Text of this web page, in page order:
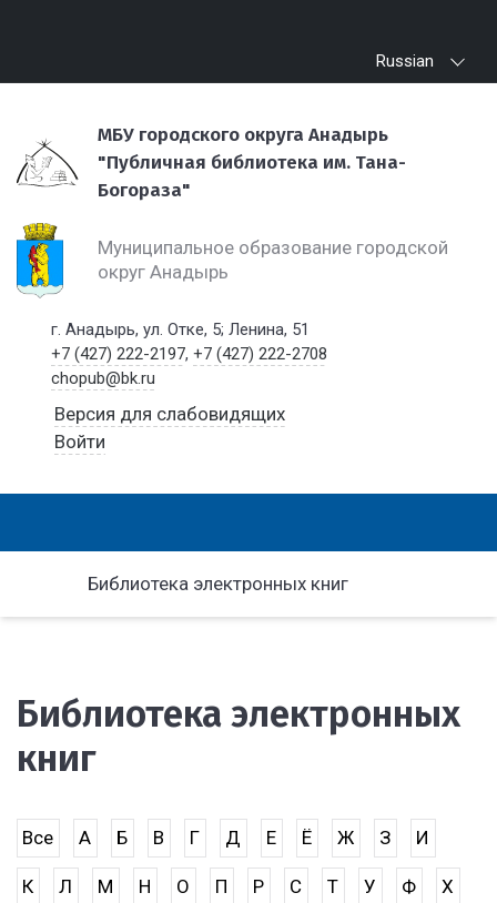
Russian
МБУ городского округа Анадырь
"Публичная библиотека им. Тана-
Богораза"
Муниципальное образование городской
округ Анадырь
г. Анадырь, ул. Отке, 5; Ленина, 51
+7 (427) 222-2197,+7 (427) 222-2708
chopub@bk.ru
Версия для слабовидящих
Войти
Библиотека электронных книг
Библиотека электронных
книг
Все А Б В Г Д Е Ё Ж З И
К Л М Н О П Р С Т У Ф Х